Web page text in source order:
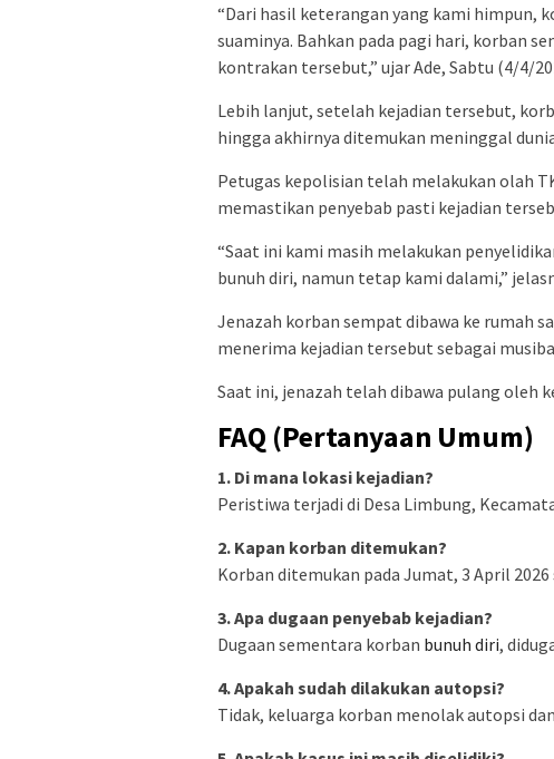
“Dari hasil keterangan yang kami himpun,
suaminya. Bahkan pada pagi hari, korban
kontrakan tersebut,” ujar Ade, Sabtu (4/4/
Lebih lanjut, setelah kejadian tersebut,
hingga akhirnya ditemukan meninggal
Petugas kepolisian telah melakukan olah
memastikan penyebab pasti kejadian
“Saat ini kami masih melakukan
bunuh diri, namun tetap kami dalami,”
Jenazah korban sempat dibawa ke rumah
menerima kejadian tersebut sebagai
Saat ini, jenazah telah dibawa pulang oleh
FAQ (Pertanyaan Umum)
1. Di mana lokasi kejadian?
Peristiwa terjadi di Desa Limbung,
2. Kapan korban ditemukan?
Korban ditemukan pada Jumat, 3 April 2026
3. Apa dugaan penyebab kejadian?
Dugaan sementara korban bunuh diri,
4. Apakah sudah dilakukan autopsi?
Tidak, keluarga korban menolak autopsi